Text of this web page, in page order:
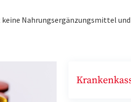
Nahrungsergänzungsmittel